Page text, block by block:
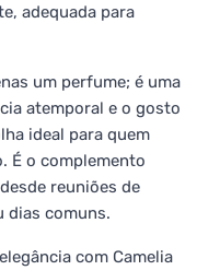
adequada para
um perfume; é uma
atemporal e o gosto
ideal para quem
É o complemento
reuniões de
dias comuns.
com Camelia